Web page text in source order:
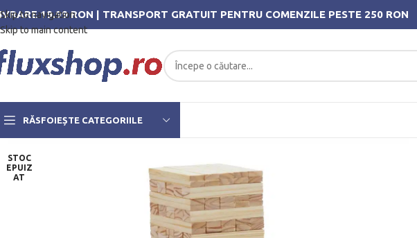
Skip to navigation
Skip to main content
19.99 RON | TRANSPORT GRATUIT PENTRU COMENZILE PESTE 250 RON
RĂSFOIEȘTE CATEGORIILE
STOC
EPUIZ
AT